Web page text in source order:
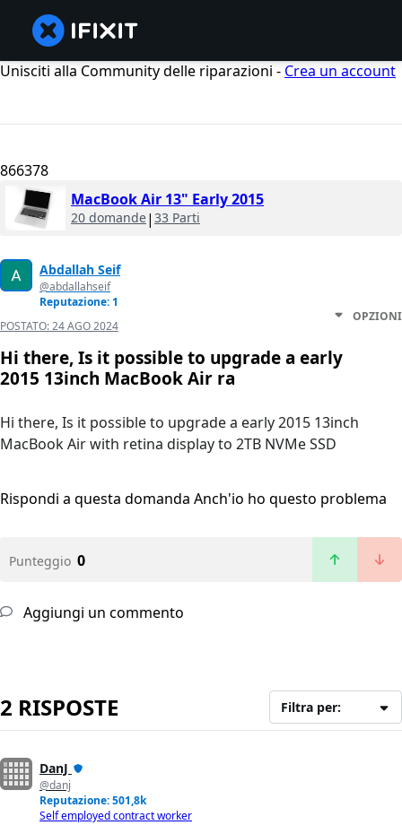
Unisciti alla Community delle riparazioni - Crea un account
866378
MacBook Air 13" Early 2015
20 domande| 33 Parti
Abdallah Seif
@abdallahseif
Reputazione: 1
POSTATO:24 AGO 2024
OPZIONI
Hi there, Is it possible to upgrade a early
2015 13inch MacBook Air ra
Hi there, Is it possible to upgrade a early 2015 13inch
MacBook Air with retina display to 2TB NVMe SSD
Rispondi a questa domanda Anch'io ho questo problema
Punteggio 0
Aggiungi un commento
2 RISPOSTE Filtra per:
DanJ
@danj
Reputazione: 501,8k
Self employed contract worker